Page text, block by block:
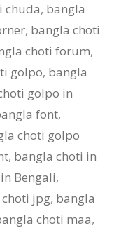
chuda, bangla
, bangla choti
choti forum,
golpo, bangla
golpo in
font,
choti golpo
, bangla choti in
Bengali,
jpg, bangla
choti maa,